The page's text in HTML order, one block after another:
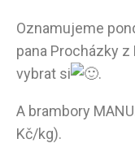
Oznamujeme
pana Procházky
vybrat si
.
A brambory
Kč/kg).